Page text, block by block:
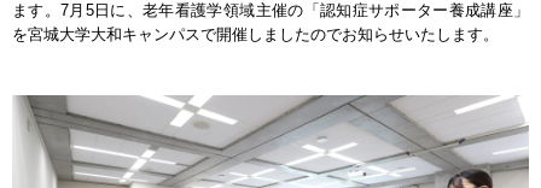
ます。7月5日に、老年看護学領域主催の「認知症サポーター養成講座」
を宮城大学大和キャンパスで開催しましたのでお知らせいたします。